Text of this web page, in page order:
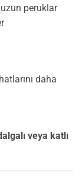
peruklar
daha
veya katlı